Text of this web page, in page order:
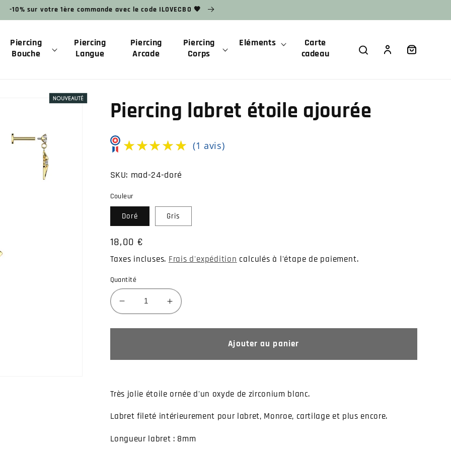
-10% sur votre 1ère commande avec le code ILOVECBO 🧡
Piercing
Bouche
Piercing
Langue
Piercing
Arcade
Piercing
Corps
Eléments
Carte
cadeau
ConnexionPanier
Piercing labret étoile ajourée
★★★★★
★★★★★ (1 avis)
SKU: mad-24-doré
Couleur
Doré Gris
Prix
habituel
18,00 €
Taxes incluses.Frais d'expéditioncalculés à l'étape de paiement.
Quantité
Réduire
la
quantité
Augmenter
la
quantité
Ajouter au panier
Très jolie étoile ornée d'un oxyde de zirconium blanc.
Labret fileté intérieurement pour labret, Monroe, cartilage et plus encore.
Longueur labret : 8mm